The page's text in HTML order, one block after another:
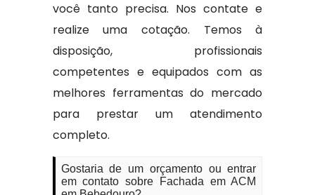
você tanto precisa. Nos contate e
realize uma cotação. Temos à
disposição, profissionais
competentes e equipados com as
melhores ferramentas do mercado
para prestar um atendimento
completo.
Gostaria de um orçamento ou entrar
em contato sobre Fachada em ACM